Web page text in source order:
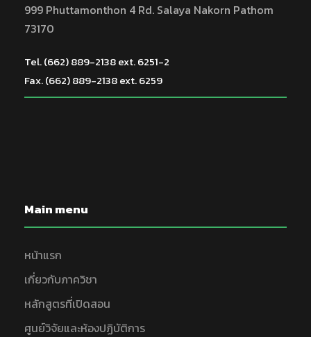
999 Phuttamonthon 4 Rd. Salaya Nakorn Pathom
73170
Tel. (662) 889-2138 ext. 6251-2
Fax. (662) 889-2138 ext. 6259
Main menu
หน้าแรก
เกี่ยวกับภาควิชา
หลักสูตรที่เปิดสอน
ศูนย์วิจัยและห้องปฏิบัติการ